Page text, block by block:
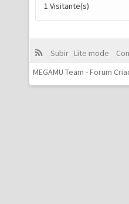
1 Visitante(s)
Subir Lite mode
MEGAMU Team - Forum